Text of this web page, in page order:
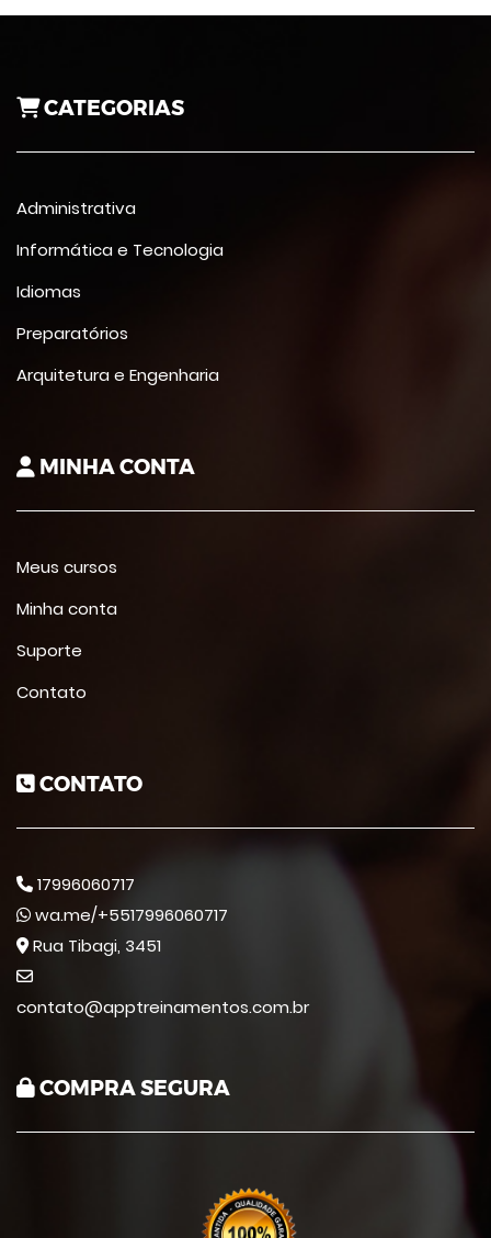
CATEGORIAS
Administrativa
Informática e Tecnologia
Idiomas
Preparatórios
Arquitetura e Engenharia
MINHA CONTA
Meus cursos
Minha conta
Suporte
Contato
CONTATO
17996060717
wa.me/+5517996060717
Rua Tibagi, 3451
contato@apptreinamentos.com.br
COMPRA SEGURA